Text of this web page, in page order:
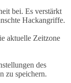
bei. Es verstärkt
Hackangriffe.
aktuelle Zeitzone
des
zu speichern.